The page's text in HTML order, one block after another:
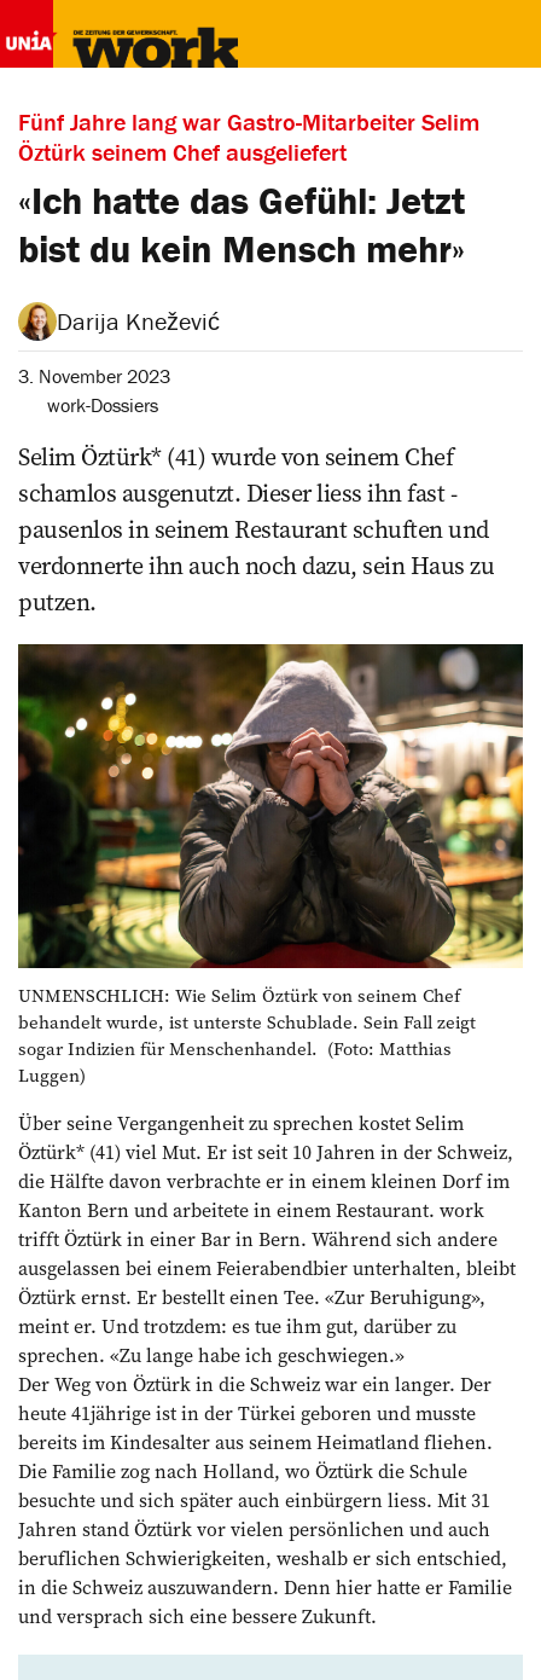
Fünf Jahre lang war Gastro-Mitarbeiter Selim
Öztürk seinem Chef ausgeliefert
«Ich hatte das Gefühl: Jetzt
bist du kein Mensch mehr»
Darija Knežević
3. November 2023
work-Dossiers
Selim Öztürk* (41) wurde von seinem Chef
schamlos ausgenutzt. Dieser liess ihn fast ­
pausenlos in seinem ­Restaurant schuften und
verdonnerte ihn auch noch dazu, sein Haus zu
putzen.
UNMENSCHLICH: Wie Selim Öztürk von seinem Chef
behandelt wurde, ist unterste Schublade. Sein Fall zeigt
sogar Indizien für Menschenhandel. (Foto: Matthias
Luggen)
Über seine Vergangenheit zu sprechen kostet Selim
Öztürk* (41) viel Mut. Er ist seit 10 Jahren in der Schweiz,
die Hälfte davon verbrachte er in einem kleinen Dorf im
Kanton Bern und arbeitete in einem Restaurant. work
trifft Öztürk in einer Bar in Bern. Während sich andere
ausgelassen bei einem Feierabendbier unterhalten, bleibt
Öztürk ernst. Er bestellt einen Tee. «Zur Beruhigung»,
meint er. Und trotzdem: es tue ihm gut, darüber zu
sprechen. «Zu lange habe ich geschwiegen.»
Der Weg von Öztürk in die Schweiz war ein langer. Der
heute 41jährige ist in der Türkei geboren und musste
bereits im Kindesalter aus seinem Heimatland fliehen.
Die Familie zog nach Holland, wo Öztürk die Schule
besuchte und sich später auch einbürgern liess. Mit 31
Jahren stand Öztürk vor vielen persönlichen und auch
beruflichen Schwierigkeiten, weshalb er sich entschied,
in die Schweiz auszuwandern. Denn hier hatte er Familie
und versprach sich eine bessere Zukunft.